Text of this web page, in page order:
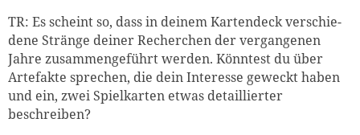
TR: Es scheint so, dass in deinem Kartendeck verschie-
dene Stränge deiner Recherchen der vergangenen
Jahre zusammengeführt werden. Könntest du über
Artefakte sprechen, die dein Interesse geweckt haben
und ein, zwei Spielkarten etwas detaillierter
beschreiben?